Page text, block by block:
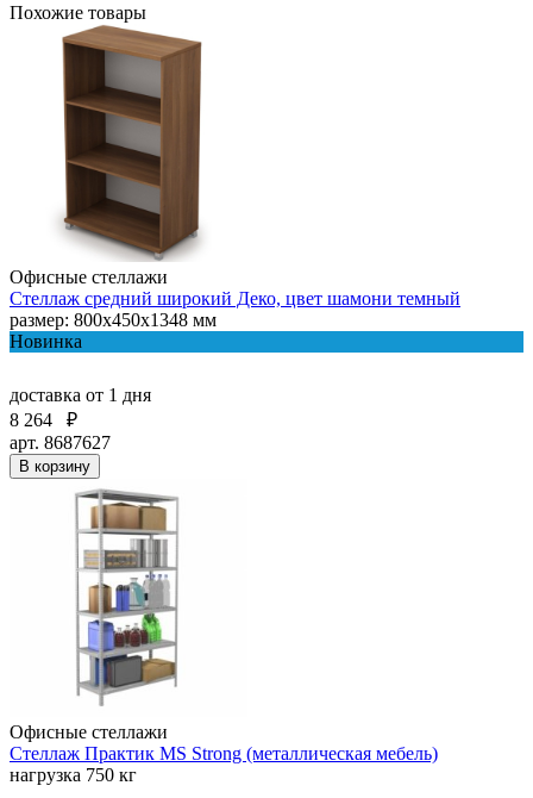
Похожие товары
Офисные стеллажи
Стеллаж средний широкий Деко, цвет шамони темный
размер: 800х450х1348 мм
Новинка
доставка от 1 дня
8 264
₽
арт. 8687627
В корзину
Офисные стеллажи
Стеллаж Практик MS Strong (металлическая мебель)
нагрузка 750 кг